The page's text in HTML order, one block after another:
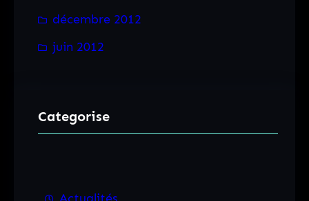
décembre 2012
juin 2012
Categorise
Actualités